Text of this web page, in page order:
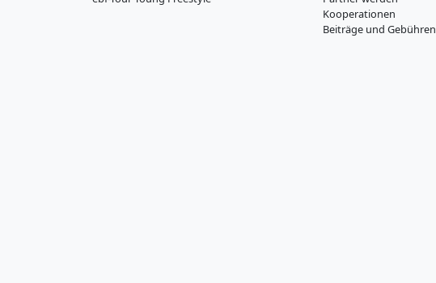
Kooperationen
Beiträge und Gebühren